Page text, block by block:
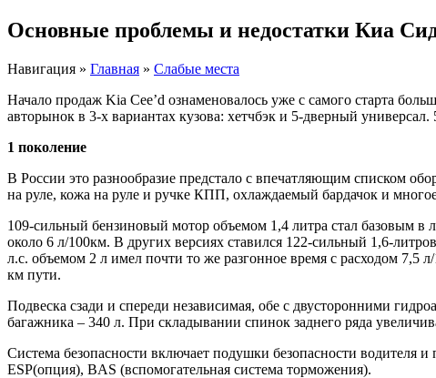
Основные проблемы и недостатки Киа
Навигация » Главная » Слабые места
Начало продаж Kia Cee’d ознаменовалось уже с самого старта
авторынок в 3-х вариантах кузова: хетчбэк и 5-дверный
1 поколение
В России это разнообразие предстало с впечатляющим списком
на руле, кожа на руле и ручке КПП, охлаждаемый бардачок и
109-сильный бензиновый мотор объемом 1,4 литра стал базовым в
около 6 л/100км. В других версиях ставился 122-сильный 1,6-
л.с. объемом 2 л имел почти то же разгонное время с расходом
км пути.
Подвеска сзади и спереди независимая, обе с двусторонними
багажника – 340 л. При складывании спинок заднего ряда
Система безопасности включает подушки безопасности водителя
ESP(опция), BAS (вспомогательная система торможения).